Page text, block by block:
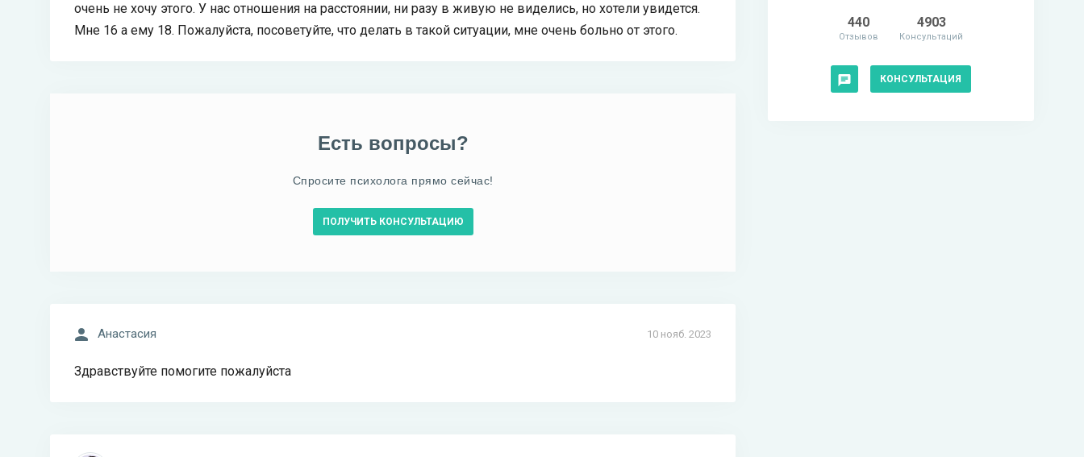
очень не хочу этого. У нас отношения на расстоянии, ни разу в живую не виделись, но хотели увидется.
Мне 16 а ему 18. Пожалуйста, посоветуйте, что делать в такой ситуации, мне очень больно от этого.
Есть вопросы?
Спросите психолога прямо сейчас!
ПОЛУЧИТЬ КОНСУЛЬТАЦИЮ
10 нояб. 2023
Анастасия
Здравствуйте помогите пожалуйста
440
Отзывов
4903
Консультаций
КОНСУЛЬТАЦИЯ